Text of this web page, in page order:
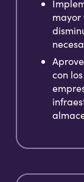
mayor
con